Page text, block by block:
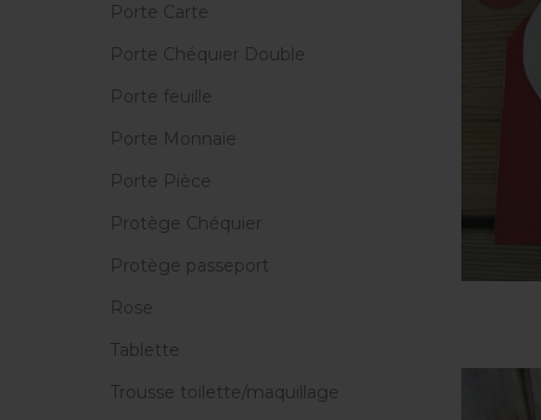
Porte Carte
Porte Chéquier Double
Porte feuille
Porte Monnaie
Porte Pièce
Protège Chéquier
Protège passeport
Rose
Tablette
Trousse toilette/maquillage